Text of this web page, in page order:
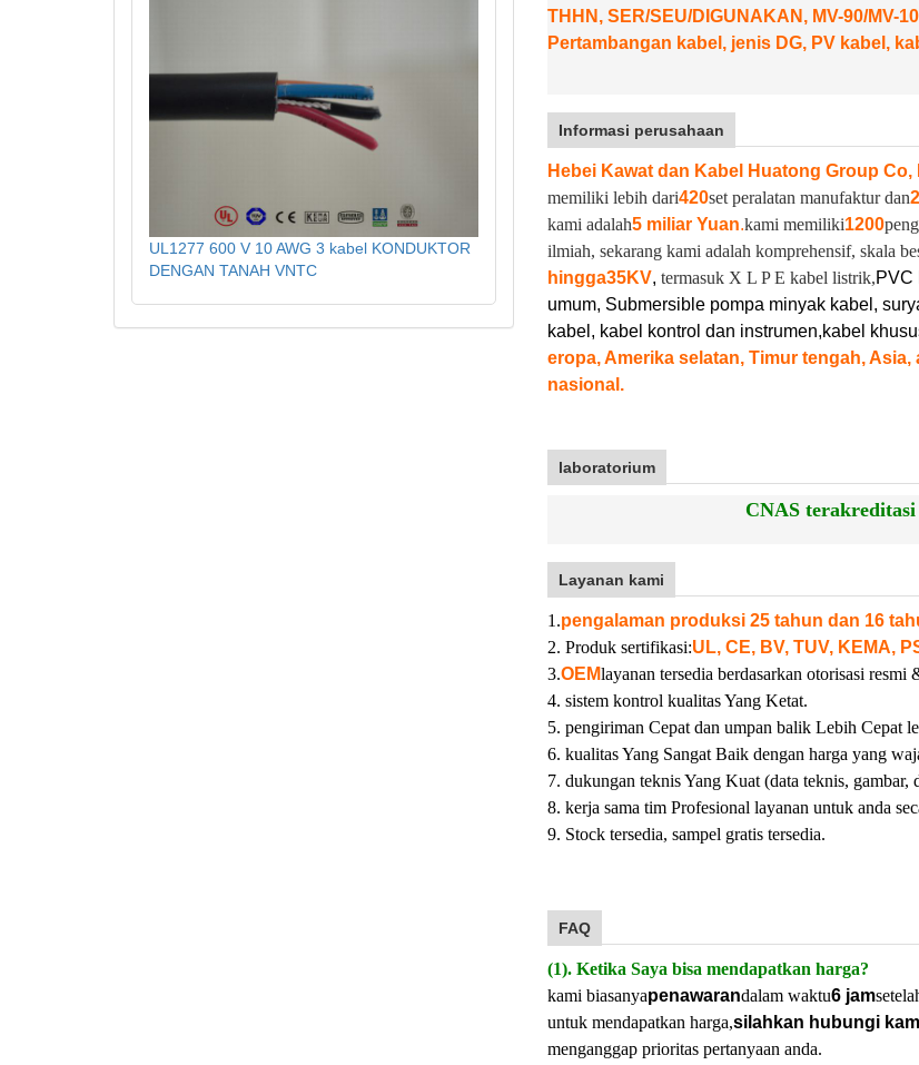
THHN, SER/SEU/DIGUNAKAN, MV-90/MV-
Pertambangan kabel, jenis DG, PV kabel,
Informasi perusahaan
Hebei Kawat dan Kabel Huatong Group Co,
memiliki lebih dari420set peralatan manufaktur dan
kami adalah5 miliar Yuan.kami memiliki1200
ilmiah, sekarang kami adalah komprehensif, skala
hingga35KV, termasuk X L P E kabel listrik,PVC
umum, Submersible pompa minyak kabel,
kabel, kabel kontrol dan instrumen,kabel
eropa, Amerika selatan, Timur tengah,
nasional.
laboratorium
CNAS
Layanan kami
1.pengalaman produksi 25 tahun dan 16
2. Produk sertifikasi:UL, CE, BV, TUV, KEMA,
3.OEMlayanan tersedia berdasarkan otorisasi resmi
4. sistem kontrol kualitas Yang Ketat.
5. pengiriman Cepat dan umpan balik Lebih Cepat
6. kualitas Yang Sangat Baik dengan harga yang
7. dukungan teknis Yang Kuat (data teknis, gambar,
8. kerja sama tim Profesional layanan untuk anda
9. Stock tersedia, sampel gratis tersedia.
FAQ
(1). Ketika Saya bisa mendapatkan harga?
kami biasanyapenawarandalam waktu6 jam
untuk mendapatkan harga,silahkan hubungi
menganggap prioritas pertanyaan anda.
UL1277 600 V 10 AWG 3 kabel KONDUKTOR
DENGAN TANAH VNTC